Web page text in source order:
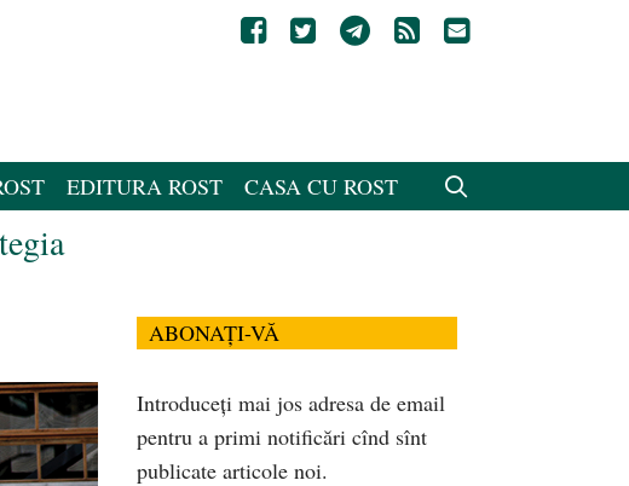
EDITURA ROST CASA CU ROST
ABONAȚI-VĂ
Introduceți mai jos adresa de email
pentru a primi notificări cînd sînt
publicate articole noi.